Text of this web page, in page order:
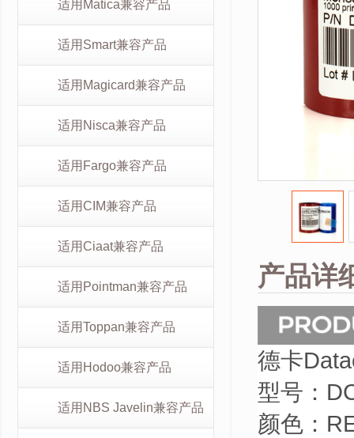
适用Matica兼容产品
适用Smart兼容产品
适用Magicard兼容产品
适用Nisca兼容产品
适用Fargo兼容产品
适用CIM兼容产品
适用Ciaat兼容产品
适用Pointman兼容产品
适用Toppan兼容产品
适用Hodoo兼容产品
适用NBS Javelin兼容产品
产品详
德卡
型号：
颜色：